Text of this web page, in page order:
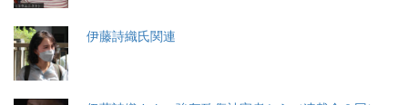
伊藤詩織氏関連